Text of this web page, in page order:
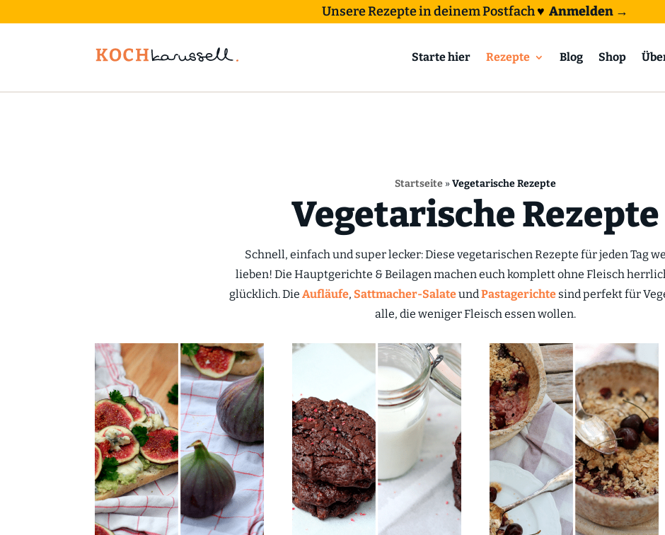
Unsere Rezepte in deinem Postfach♥ Anmelden →
Starte hier Rezepte Blog Shop
Startseite »Vegetarische Rezepte
Vegetarische Rezepte
Schnell, einfach und super lecker: Diese vegetarischen Rezepte für jeden Tag
lieben! Die Hauptgerichte & Beilagen machen euch komplett ohne Fleisch
glücklich. Die Aufläufe, Sattmacher-SalateundPastagerichte sind perfekt für
alle, die weniger Fleisch essen wollen.